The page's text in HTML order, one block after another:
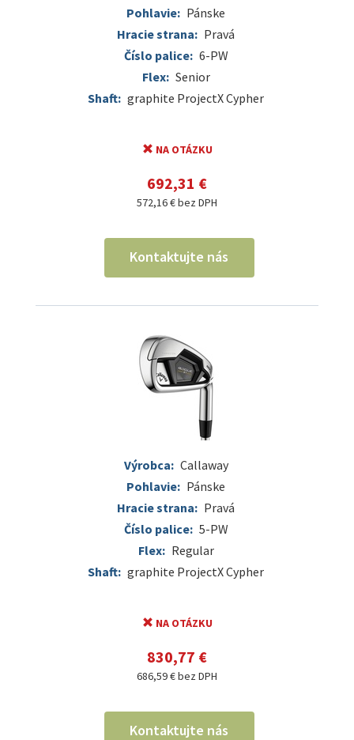
Pohlavie: Pánske
Hracie strana: Pravá
Číslo palice: 6-PW
Flex: Senior
Shaft: graphite ProjectX Cypher
NA OTÁZKU
692,31 €
572,16 € bez DPH
Kontaktujte nás
Výrobca: Callaway
Pohlavie: Pánske
Hracie strana: Pravá
Číslo palice: 5-PW
Flex: Regular
Shaft: graphite ProjectX Cypher
NA OTÁZKU
830,77 €
686,59 € bez DPH
Kontaktujte nás